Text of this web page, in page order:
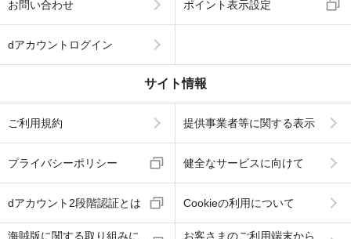
お問い合わせ ポイント表示設定
dアカウントログイン
サイト情報
ご利用規約 提供事業者等に関する表示
プライバシーポリシー 健全なサービスに向けて
dアカウント2段階認証とは Cookieの利用について
海賊版に関する取り組みに
お客さまのご利用端末から